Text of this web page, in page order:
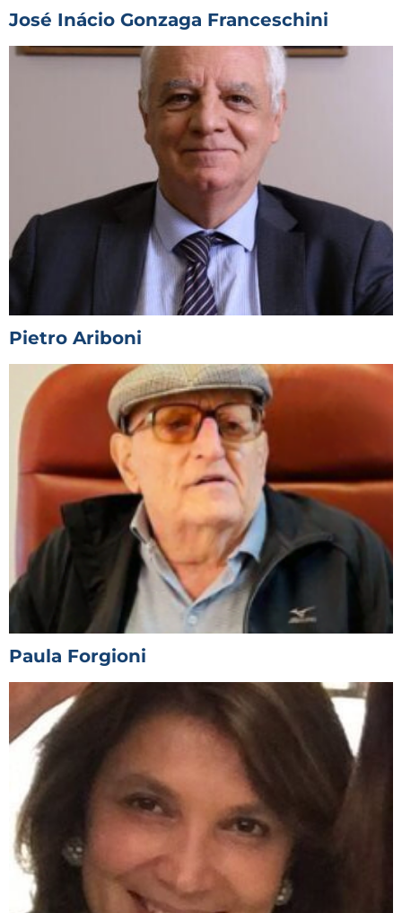
José Inácio Gonzaga Franceschini
Pietro Ariboni
Paula Forgioni